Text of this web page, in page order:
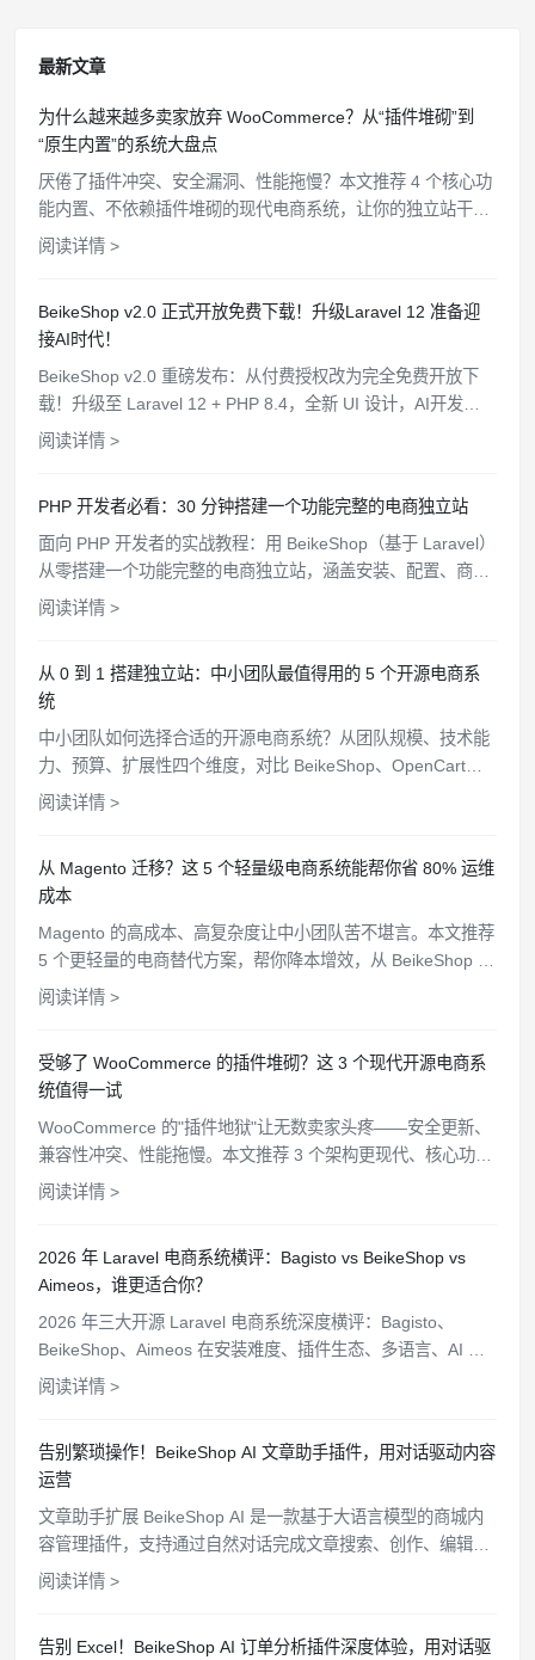
最新文章
为什么越来越多卖家放弃 WooCommerce？从“插件堆砌”到
“原生内置”的系统大盘点
厌倦了插件冲突、安全漏洞、性能拖慢？本文推荐 4 个核心功
能内置、不依赖插件堆砌的现代电商系统，让你的独立站干
净、高效、安全。
阅读详情 >
BeikeShop v2.0 正式开放免费下载！升级Laravel 12 准备迎
接AI时代！
BeikeShop v2.0 重磅发布：从付费授权改为完全免费开放下
载！升级至 Laravel 12 + PHP 8.4，全新 UI 设计，AI开发规
范文件，WooCommerce API 对接，支持一键部署。
阅读详情 >
PHP 开发者必看：30 分钟搭建一个功能完整的电商独立站
面向 PHP 开发者的实战教程：用 BeikeShop（基于 Laravel）
从零搭建一个功能完整的电商独立站，涵盖安装、配置、商品
上架、支付对接、主题定制全流程。
阅读详情 >
从 0 到 1 搭建独立站：中小团队最值得用的 5 个开源电商系
统
中小团队如何选择合适的开源电商系统？从团队规模、技术能
力、预算、扩展性四个维度，对比 BeikeShop、OpenCart、
Bagisto 等 5 个开源方案，帮你找到最匹配的选择。
阅读详情 >
从 Magento 迁移？这 5 个轻量级电商系统能帮你省 80% 运维
成本
Magento 的高成本、高复杂度让中小团队苦不堪言。本文推荐
5 个更轻量的电商替代方案，帮你降本增效，从 BeikeShop 到
OpenCart 逐一分析。
阅读详情 >
受够了 WooCommerce 的插件堆砌？这 3 个现代开源电商系
统值得一试
WooCommerce 的"插件地狱"让无数卖家头疼——安全更新、
兼容性冲突、性能拖慢。本文推荐 3 个架构更现代、核心功能
开箱即用的开源电商替代方案。
阅读详情 >
2026 年 Laravel 电商系统横评：Bagisto vs BeikeShop vs
Aimeos，谁更适合你？
2026 年三大开源 Laravel 电商系统深度横评：Bagisto、
BeikeShop、Aimeos 在安装难度、插件生态、多语言、AI 功
能、站群管理等维度全面对比，帮你选出最适合的方案。
阅读详情 >
告别繁琐操作！BeikeShop AI 文章助手插件，用对话驱动内容
运营
文章助手扩展 BeikeShop AI 是一款基于大语言模型的商城内
容管理插件，支持通过自然对话完成文章搜索、创作、编辑和
删除等操作，配备沉浸式聊天窗口、细粒度权限控制和操作审
阅读详情 >
告别 Excel！BeikeShop AI 订单分析插件深度体验，用对话驱